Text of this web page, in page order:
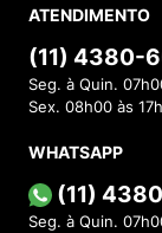
ATENDIMENTO
(11) 4380-
Seg. à Quin.
Sex. 08h00 às
WHATSAPP
(11)
Seg. à Quin.